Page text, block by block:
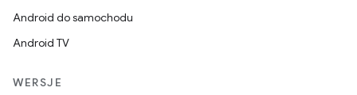
Android do samochodu
Android TV
WERSJE